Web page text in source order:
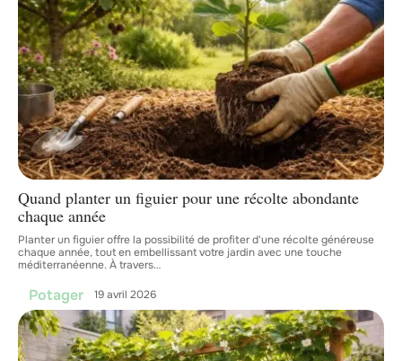
Quand planter un figuier pour une récolte abondante
chaque année
Planter un figuier offre la possibilité de profiter d'une récolte généreuse
chaque année, tout en embellissant votre jardin avec une touche
méditerranéenne. À travers…
Potager 19 avril 2026